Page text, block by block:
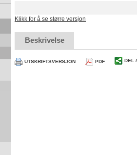
Klikk for å se større versjon
Beskrivelse
UTSKRIFTSVERSJON PDF DEL